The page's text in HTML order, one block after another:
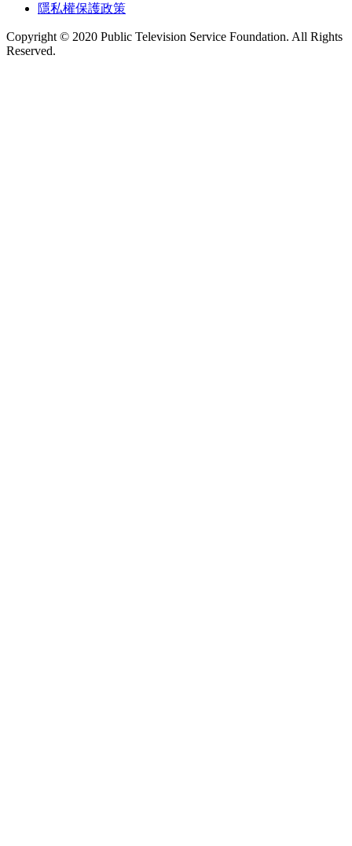
隱私權保護政策
Copyright © 2020 Public Television Service Foundation. All Rights
Reserved.